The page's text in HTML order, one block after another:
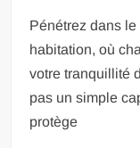
Pénétrez dans
habitation, où
votre tranquillité
pas un simple
protège